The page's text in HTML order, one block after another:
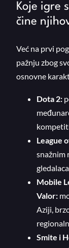
Koje igre
čine
Već na prvi
pažnju zbog
osnovne
Dota 2:
League
snažnim
Mobile
Valor:
Aziji,
Smite i